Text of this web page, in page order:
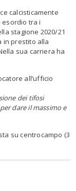
calcisticamente
esordio tra i
stagione 2020/21
in prestito alla
sua carriera ha
all’ufficio
dei tifosi
dare il massimo e
su centrocampo (3